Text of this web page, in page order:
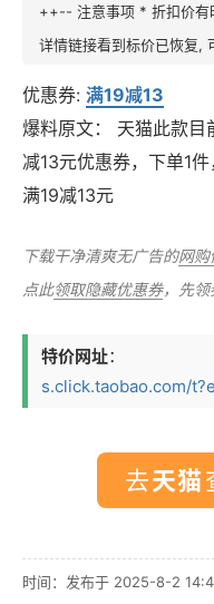
++-- 注意事项 * 折扣价有
详情链接看到标价已恢复,
优惠券: 满19减13
爆料原文： 天猫此款目
减13元优惠券，下单1
满19减13元
下载干净清爽无广告的网购
点此领取隐藏优惠券，先领
特价网址：
s.click.taobao.com/
去
时间：发布于 2025-8-2